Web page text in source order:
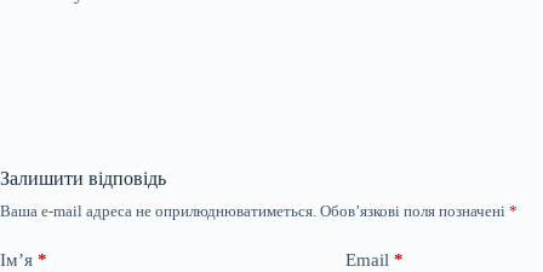
Залишити відповідь
Ваша e-mail адреса не оприлюднюватиметься. Обов’язкові поля позначені *
Ім’я * Email *